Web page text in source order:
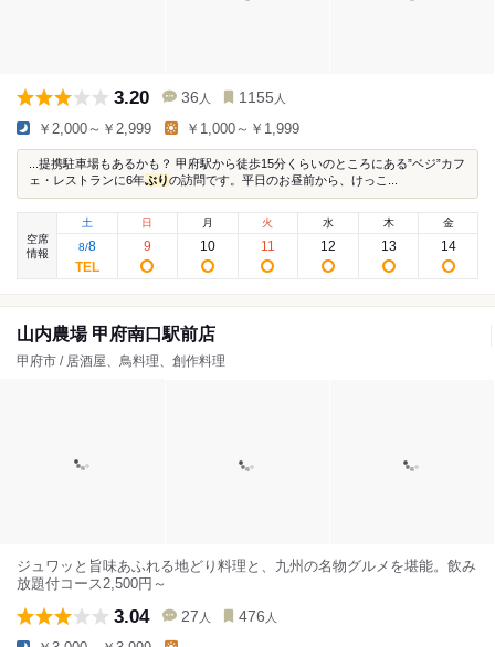
3.20 36 人 1155 人
￥2,000～￥2,999 ￥1,000～￥1,999
...提携駐車場もあるかも？ 甲府駅から徒歩15分くらいのところにある”ベジ”カフ
ェ・レストランに6年ぶりの訪問です。平日のお昼前から、けっこ...
空席
情報
土
8/8
日
9
月
10
火
11
水
12
木
13
金
14
山内農場 甲府南口駅前店
甲府市 / 居酒屋、鳥料理、創作料理
ジュワッと旨味あふれる地どり料理と、九州の名物グルメを堪能。飲み
放題付コース2,500円～
3.04 27 人 476 人